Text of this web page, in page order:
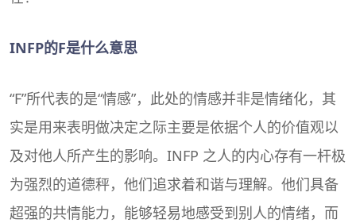
INFP的F是什么意思
“F”所代表的是“情感”，此处的情感并非是情绪化，其
实是用来表明做决定之际主要是依据个人的价值观以
及对他人所产生的影响。INFP 之人的内心存有一杆极
为强烈的道德秤，他们追求着和谐与理解。他们具备
超强的共情能力，能够轻易地感受到别人的情绪，而